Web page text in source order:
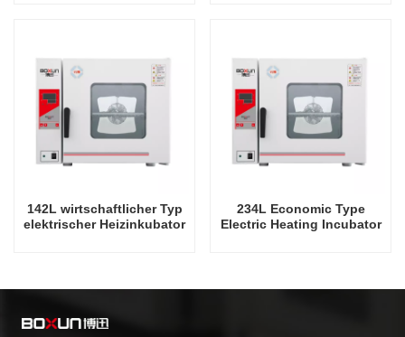
142L wirtschaftlicher Typ
elektrischer Heizinkubator
234L Economic Type
Electric Heating Incubator